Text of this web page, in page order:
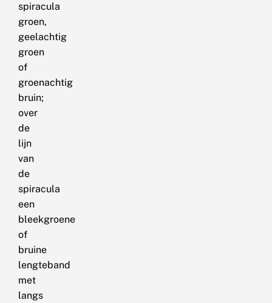
spiracula
groen,
geelachtig
groen
of
groenachtig
bruin;
over
de
lijn
van
de
spiracula
een
bleekgroene
of
bruine
lengteband
met
langs